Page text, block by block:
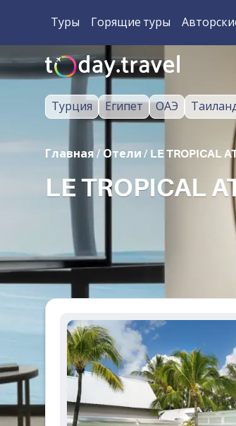
Туры Горящие туры
Турция Египет ОАЭ
Главная / Отели / LE TROPICAL
LE TROPICAL